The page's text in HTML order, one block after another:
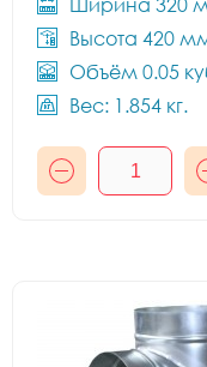
Ширина 320
Высота 420
Объём 0.05
Вес: 1.854 кг.